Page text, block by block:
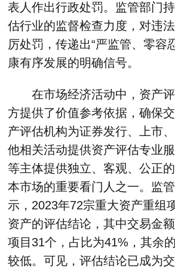
表人作出行政处罚。监管部门
估行业的监督检查力度，对违
厉处罚，传递出“严监管、零容
康有序发展的明确信号。
在市场经济活动中，资产
方提供了价值参考依据，确保
产评估机构为证券发行、上市
他相关活动提供资产评估专业
等主体提供独立、客观、公正
本市场的重要看门人之一。监
示，2023年72宗重大资产重组
资产的评估结论，其中交易金
项目31个，占比为41%，其余
较低。可见，评估结论已成为